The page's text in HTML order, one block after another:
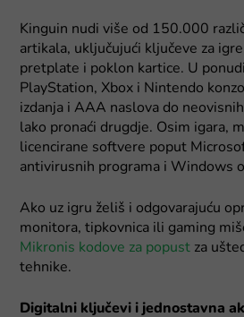
Kinguin nudi više od 150.000
artikala, uključujući ključeve za
pretplate i poklon kartice. U
PlayStation, Xbox i Nintendo
izdanja i AAA naslova do
lako pronaći drugdje. Osim igara,
licencirane softvere poput
antivirusnih programa i Windows
Ako uz igru želiš i odgovarajuću
monitora, tipkovnica ili gaming
Mikronis kodove za popust za
tehnike.
Digitalni ključevi i jednostavna